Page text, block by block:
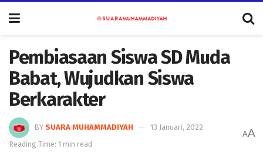
Pembiasaan Siswa SD Muda
Babat, Wujudkan Siswa
Berkarakter
BY SUARA MUHAMMADIYAH
13 Januari, 2022
Reading Time: 1 min read
AA